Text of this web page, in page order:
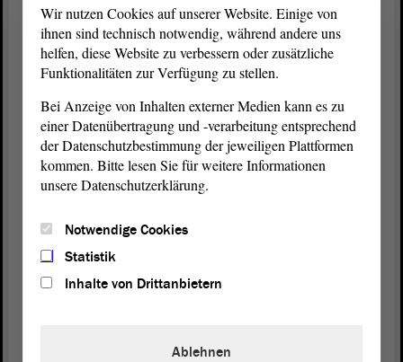
Der Landtagvon Sachsen-Anhalt sucht ab 1. September 2026
eine Freiwillige (m/w/d) für den Bereich Öffentlichkeitsarbeit
und politische Bildung.
Was sind deine Aufgaben?
Als Teil unseres Teams...
gestaltest und erstellst du eigene Social-Media-Posts
produzierst du selbst kurze Videos rund um den
Landtagund interviewst Politiker/innen
Landtag
schreibst du Texte und fotografierst für z. B. Flyer
und Schülerkalender
wirst du unheimlich viel über Gesellschaft, Politik
Wir nutzen Cookies auf unserer Website. Einige von
ihnen sind technisch notwendig, während andere uns
helfen, diese Website zu verbessern oder zusätzliche
Funktionalitäten zur Verfügung zu stellen.
Bei Anzeige von Inhalten externer Medien kann es zu
einer Datenübertragung und -verarbeitung entsprechend
der Datenschutzbestimmung der jeweiligen Plattformen
kommen. Bitte lesen Sie für weitere Informationen
unsere Datenschutzerklärung.
Notwendige Cookies
Statistik
Inhalte von Drittanbietern
Ablehnen